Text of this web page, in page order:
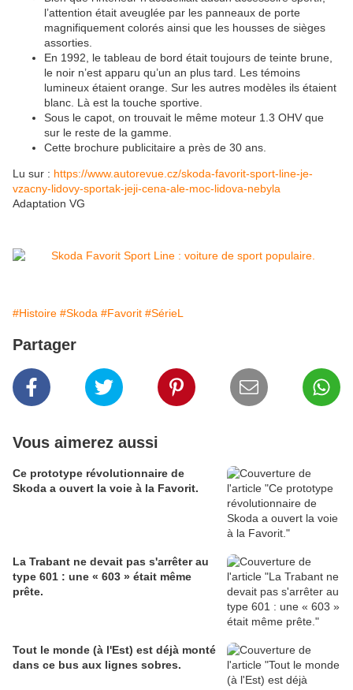
l’attention était aveuglée par les panneaux de porte
magnifiquement colorés ainsi que les housses de sièges
assorties.
En 1992, le tableau de bord était toujours de teinte brune,
le noir n’est apparu qu’un an plus tard. Les témoins
lumineux étaient orange. Sur les autres modèles ils étaient
blanc. Là est la touche sportive.
Sous le capot, on trouvait le même moteur 1.3 OHV que
sur le reste de la gamme.
Cette brochure publicitaire a près de 30 ans.
Lu sur : https://www.autorevue.cz/skoda-favorit-sport-line-je-
vzacny-lidovy-sportak-jeji-cena-ale-moc-lidova-nebyla
Adaptation VG
#Histoire #Skoda #Favorit #SérieL
Partager
Vous aimerez aussi
Ce prototype révolutionnaire de
Skoda a ouvert la voie à la Favorit.
La Trabant ne devait pas s'arrêter au
type 601 : une « 603 » était même
prête.
Tout le monde (à l'Est) est déjà monté
dans ce bus aux lignes sobres.